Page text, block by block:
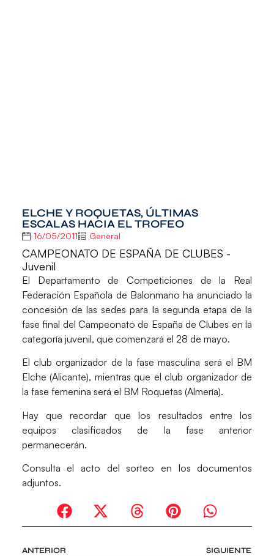
ELCHE Y ROQUETAS, ÚLTIMAS
ESCALAS HACIA EL TROFEO
16/05/2011 General
CAMPEONATO DE ESPAÑA DE CLUBES -
Juvenil
El Departamento de Competiciones de la Real
Federación Española de Balonmano ha anunciado la
concesión de las sedes para la segunda etapa de la
fase final del Campeonato de España de Clubes en la
categoría juvenil, que comenzará el 28 de mayo.
El club organizador de la fase masculina será el BM
Elche (Alicante), mientras que el club organizador de
la fase femenina será el BM Roquetas (Almería).
Hay que recordar que los resultados entre los
equipos clasificados de la fase anterior
permanecerán.
Consulta el acto del sorteo en los documentos
adjuntos.
ANTERIOR SIGUIENTE